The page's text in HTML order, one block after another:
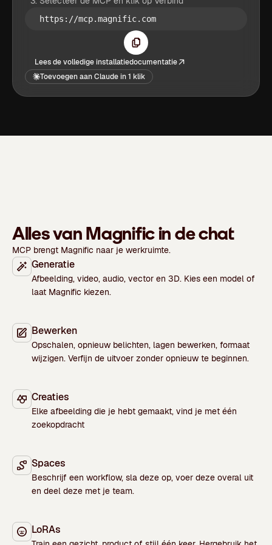
https://mcp.magnific.com
Lees de volledige installatiedocumentatie
Toevoegen aan Claude in 1 klik
Alles van Magnific in de chat
MCP brengt Magnific naar je werkruimte.
Generatie
Afbeelding, video, audio, vector en 3D. Kies een model of
laat Magnific kiezen.
Bewerken
Opschalen, opnieuw belichten, lagen bewerken, formaat
wijzigen. Verfijn de uitvoer zonder opnieuw te beginnen.
Creaties
Elke afbeelding die je hebt gemaakt, vind je met één
zoekopdracht
Spaces
Beschrijf een workflow, sla deze op, voer deze overal uit
en deel deze met je team.
LoRAs